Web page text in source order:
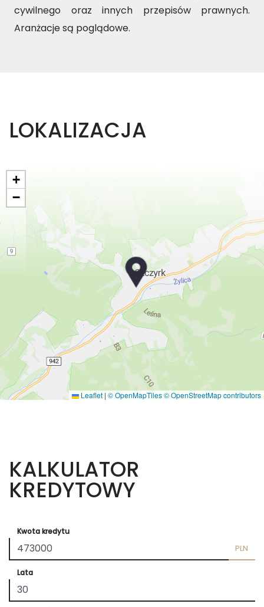
cywilnego oraz innych przepisów prawnych.
Aranżacje są poglądowe.
LOKALIZACJA
+
−
Leaflet | © OpenMapTiles© OpenStreetMap contributors
KALKULATOR
KREDYTOWY
Kwota kredytu
PLN
Lata